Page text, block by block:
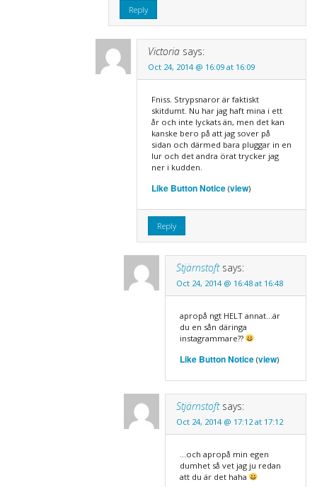
Reply
Victoria says:
Oct 24, 2014 @ 16:09 at 16:09
Fniss. Strypsnaror är faktiskt
skitdumt. Nu har jag haft mina i ett
år och inte lyckats än, men det kan
kanske bero på att jag sover på
sidan och därmed bara pluggar in en
lur och det andra örat trycker jag
ner i kudden.
Like Button Notice(view)
Reply
Stjärnstoft says:
Oct 24, 2014 @ 16:48 at 16:48
apropå ngt HELT annat…är
du en sån däringa
instagrammare??
Like Button Notice(view)
Stjärnstoft says:
Oct 24, 2014 @ 17:12 at 17:12
…och apropå min egen
dumhet så vet jag ju redan
att du är det haha